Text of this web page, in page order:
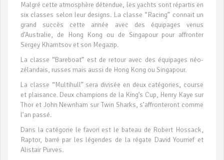
Malgré cette atmosphère détendue, les yachts sont répartis en
six classes selon leur designs. La classe “Racing” connait un
grand succès cette année avec des équipages venus
d’Australie, de Hong Kong ou de Singapour pour affronter
Sergey Khamtsov et son Megazip.
La classe “Bareboat” est de retour avec des équipages néo-
zélandais, russes mais aussi de Hong Kong ou Singapour.
La classe “Multihull” sera divisée en deux catégories, course
et plaisance. Deux champions de la King’s Cup, Henry Kaye sur
Thor et John Newnham sur Twin Sharks, s’affronteront comme
l’an passé.
Dans la catégorie le favori est le bateau de Robert Hossack,
Raptor, barré par les légendes de la régate David Yourrief et
Alistair Purves.